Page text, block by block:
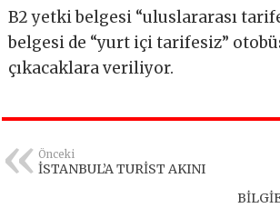
B2 yetki belgesi “uluslararası
belgesi de “yurt içi tarifesiz”
çıkacaklara veriliyor.
Önceki
İSTANBUL’A TURİST AKINI